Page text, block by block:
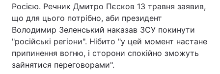
Росією. Речник Дмитро Пєсков 13 травня заявив,
що для цього потрібно, аби президент
Володимир Зеленський наказав ЗСУ покинути
"російські регіони". Нібито "у цей момент настане
припинення вогню, і сторони спокійно зможуть
зайнятися переговорами".